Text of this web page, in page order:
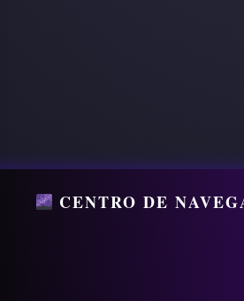
CENTRO DE